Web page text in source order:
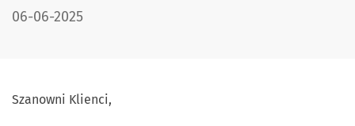
DATA PUBLIKACJI:
06-06-2025
Szanowni Klienci,